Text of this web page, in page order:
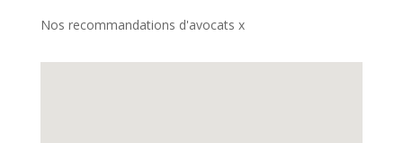
Nos recommandations d'avocats x